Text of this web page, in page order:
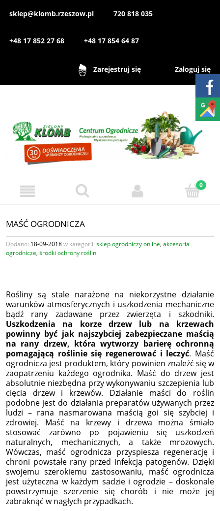
sklep@klomb.rzeszow.pl 720 818 035
+48 17 852 27 68 +48 17 854 64 87
Zarejestruj się Zaloguj się
MAŚĆ OGRODNICZA
Dodano: 18-09-2018w kategorii: sklep ogrodniczy online, akcesoria
ogrodnicze, środki ochrony roślin
Rośliny są stale narażone na niekorzystne działanie
warunków atmosferycznych i uszkodzenia mechaniczne
bądź rany zadawane przez zwierzęta i szkodniki.
Uszkodzenia na korze drzew lub na krzewach
powinny być jak najszybciej zabezpieczane maścią
na rany drzew, która wytworzy barierę ochronną
pomagającą roślinie się regenerować i leczyć. Maść
ogrodnicza jest produktem, który powinien znaleźć się w
zaopatrzeniu każdego ogrodnika. Maść do drzew jest
absolutnie niezbędna przy wykonywaniu szczepienia lub
cięcia drzew i krzewów. Działanie maści do roślin
podobne jest do działania preparatów używanych przez
ludzi – rana nasmarowana maścią goi się szybciej i
zdrowiej. Maść na krzewy i drzewa można śmiało
stosować zarówno po pojawieniu się uszkodzeń
naturalnych, mechanicznych, a także mrozowych.
Wówczas, maść ogrodnicza przyspiesza regenerację i
chroni powstałe rany przed infekcją patogenów. Dzięki
swojemu szerokiemu zastosowaniu, maść ogrodnicza
jest użyteczna w każdym sadzie i ogrodzie – doskonale
powstrzymuje szerzenie się chorób i nie może jej
zabraknąć w nagłych przypadkach.